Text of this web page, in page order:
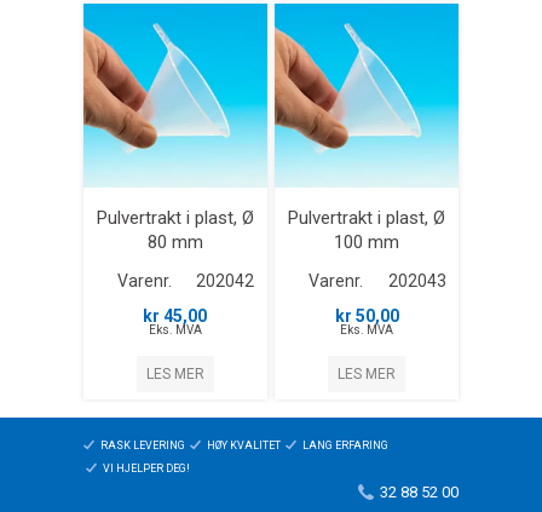
Pulvertrakt i plast, Ø
80 mm
Varenr.
202042
kr 45,00
Eks. MVA
LES MER
Pulvertrakt i plast, Ø
100 mm
Varenr.
202043
kr 50,00
Eks. MVA
LES MER
RASK LEVERING HØY KVALITET
LANG ERFARING
VI HJELPER DEG!
32 88 52 00